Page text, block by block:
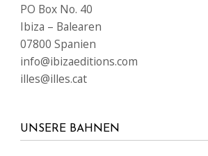
PO Box No. 40
Ibiza – Balearen
07800 Spanien
info@ibizaeditions.com
illes@illes.cat
UNSERE BAHNEN